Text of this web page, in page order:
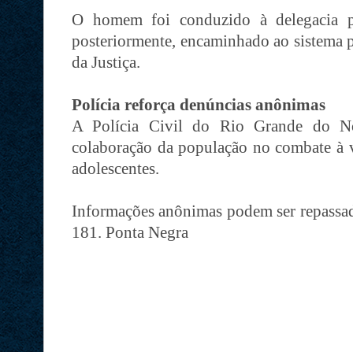
O homem foi conduzido à delegacia
posteriormente, encaminhado ao
da Justiça.
Polícia reforça denúncias anônimas
A Polícia Civil do Rio Grande do
colaboração da população no combate
adolescentes.
Informações anônimas podem ser
181. Ponta Negra